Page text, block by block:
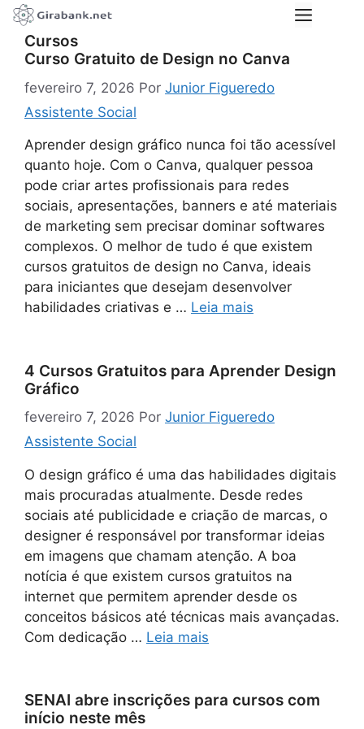
Pular
para
conteúdo
Menu
Cursos
Curso Gratuito de Design no Canva
fevereiro 7, 2026 Por Junior Figueredo
Assistente Social
Aprender design gráfico nunca foi tão acessível
quanto hoje. Com o Canva, qualquer pessoa
pode criar artes profissionais para redes
sociais, apresentações, banners e até materiais
de marketing sem precisar dominar softwares
complexos. O melhor de tudo é que existem
cursos gratuitos de design no Canva, ideais
para iniciantes que desejam desenvolver
habilidades criativas e … Leia mais
4 Cursos Gratuitos para Aprender Design
Gráfico
fevereiro 7, 2026 Por Junior Figueredo
Assistente Social
O design gráfico é uma das habilidades digitais
mais procuradas atualmente. Desde redes
sociais até publicidade e criação de marcas, o
designer é responsável por transformar ideias
em imagens que chamam atenção. A boa
notícia é que existem cursos gratuitos na
internet que permitem aprender desde os
conceitos básicos até técnicas mais avançadas.
Com dedicação … Leia mais
SENAI abre inscrições para cursos com
início neste mês